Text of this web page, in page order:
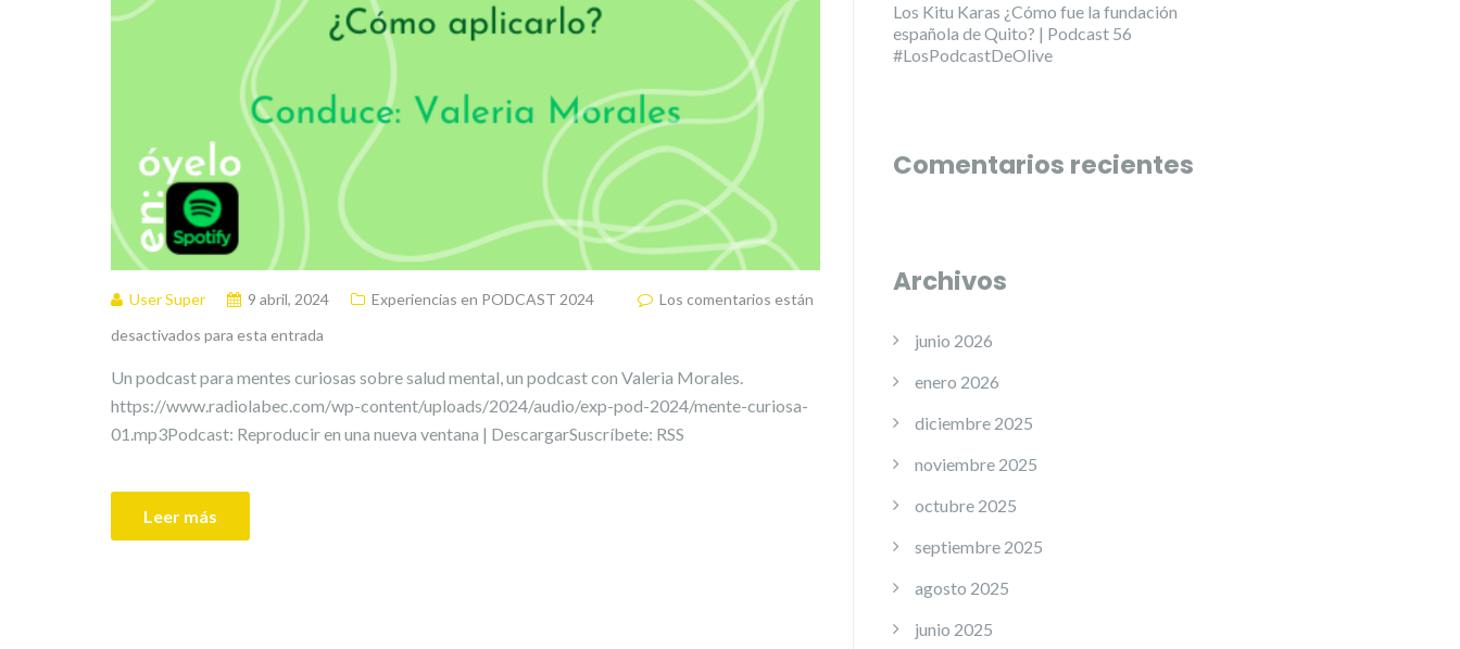
User Super 9 abril, 2024 Experiencias en PODCAST 2024
Los comentarios están
desactivados para esta entrada
Un podcast para mentes curiosas sobre salud mental, un podcast con Valeria Morales.
https://www.radiolabec.com/wp-content/uploads/2024/audio/exp-pod-2024/mente-curiosa-
01.mp3Podcast: Reproducir en una nueva ventana | DescargarSuscríbete: RSS
Leer más
Los Kitu Karas ¿Cómo fue la fundación
española de Quito? | Podcast 56
#LosPodcastDeOlive
Comentarios recientes
Archivos
junio 2026
enero 2026
diciembre 2025
noviembre 2025
octubre 2025
septiembre 2025
agosto 2025
junio 2025